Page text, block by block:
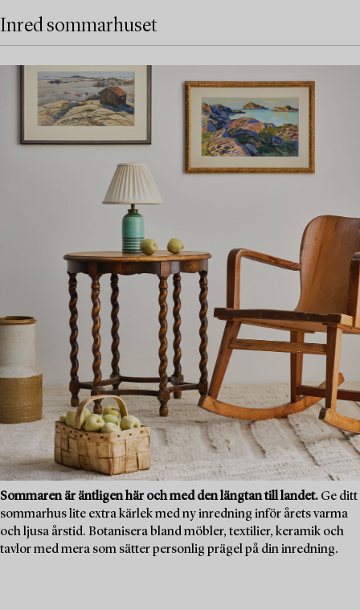
Inred sommarhuset
Sommaren är äntligen här och med den längtan till landet. Ge ditt
sommarhus lite extra kärlek med ny inredning inför årets varma
och ljusa årstid. Botanisera bland möbler, textilier, keramik och
tavlor med mera som sätter personlig prägel på din inredning.